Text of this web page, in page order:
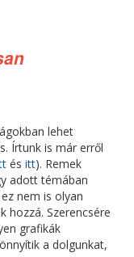
lehet
Írtunk is már erről
és itt). Remek
adott témában
nem is olyan
hozzá. Szerencsére
grafikák
a dolgunkat,